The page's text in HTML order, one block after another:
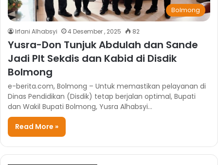
Bolmong
Irfani Alhabsyi 4 Desember , 2025 82
Yusra-Don Tunjuk Abdulah dan Sande
Jadi Plt Sekdis dan Kabid di Disdik
Bolmong
e-berita.com, Bolmong – Untuk memastikan pelayanan di
Dinas Pendidikan (Disdik) tetap berjalan optimal, Bupati
dan Wakil Bupati Bolmong, Yusra Alhabsyi…
Read More »